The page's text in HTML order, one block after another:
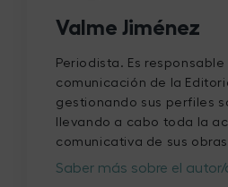
Valme Jiménez
Periodista. Es responsable
comunicación de la
gestionando sus perfiles
llevando a cabo toda la
comunicativa de sus
Saber más sobre el autor/